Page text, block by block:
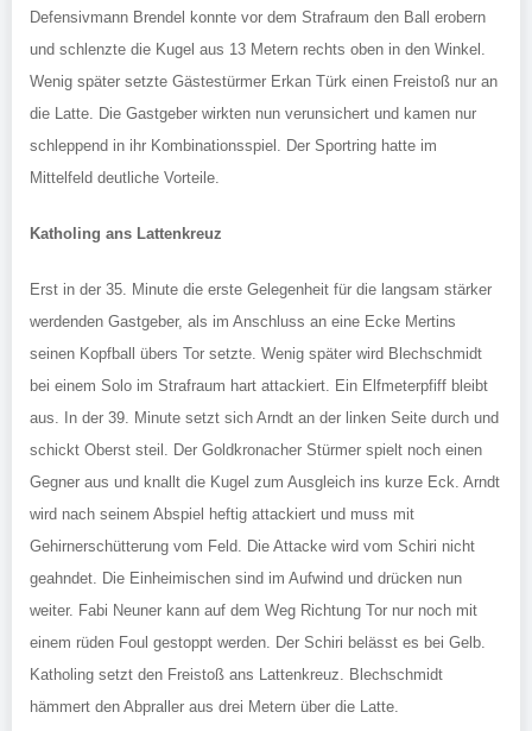
Defensivmann Brendel konnte vor dem Strafraum den Ball erobern
und schlenzte die Kugel aus 13 Metern rechts oben in den Winkel.
Wenig später setzte Gästestürmer Erkan Türk einen Freistoß nur an
die Latte. Die Gastgeber wirkten nun verunsichert und kamen nur
schleppend in ihr Kombinationsspiel. Der Sportring hatte im
Mittelfeld deutliche Vorteile.
Katholing ans Lattenkreuz
Erst in der 35. Minute die erste Gelegenheit für die langsam stärker
werdenden Gastgeber, als im Anschluss an eine Ecke Mertins
seinen Kopfball übers Tor setzte. Wenig später wird Blechschmidt
bei einem Solo im Strafraum hart attackiert. Ein Elfmeterpfiff bleibt
aus. In der 39. Minute setzt sich Arndt an der linken Seite durch und
schickt Oberst steil. Der Goldkronacher Stürmer spielt noch einen
Gegner aus und knallt die Kugel zum Ausgleich ins kurze Eck. Arndt
wird nach seinem Abspiel heftig attackiert und muss mit
Gehirnerschütterung vom Feld. Die Attacke wird vom Schiri nicht
geahndet. Die Einheimischen sind im Aufwind und drücken nun
weiter. Fabi Neuner kann auf dem Weg Richtung Tor nur noch mit
einem rüden Foul gestoppt werden. Der Schiri belässt es bei Gelb.
Katholing setzt den Freistoß ans Lattenkreuz. Blechschmidt
hämmert den Abpraller aus drei Metern über die Latte.